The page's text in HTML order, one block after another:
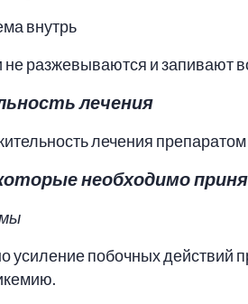
внутрь
не разжевываются и запивают
лечения
лечения
необходимо
усиление побочных действий